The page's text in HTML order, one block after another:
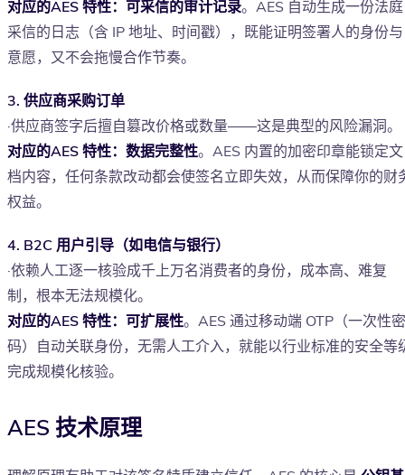
对应的AES 特性：可采信的审计记录。AES 自动生成一份法庭
采信的日志（含 IP 地址、时间戳），既能证明签署人的身份与
意愿，又不会拖慢合作节奏。
3. 供应商采购订单
·供应商签字后擅自篡改价格或数量——这是典型的风险漏洞。
对应的AES 特性：数据完整性。AES 内置的加密印章能锁定文
档内容，任何条款改动都会使签名立即失效，从而保障你的财
权益。
4. B2C 用户引导（如电信与银行）
·依赖人工逐一核验成千上万名消费者的身份，成本高、难复
制，根本无法规模化。
对应的AES 特性：可扩展性。AES 通过移动端 OTP（一次性密
码）自动关联身份，无需人工介入，就能以行业标准的安全等
完成规模化核验。
AES 技术原理